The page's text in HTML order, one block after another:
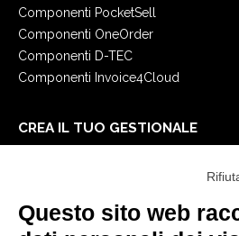
Componenti PocketSell
Componenti OneOrder
Componenti D-TEC
Componenti Invoice4Cloud
CREA IL TUO GESTIONALE
E-Book
Blog
Questo sito web